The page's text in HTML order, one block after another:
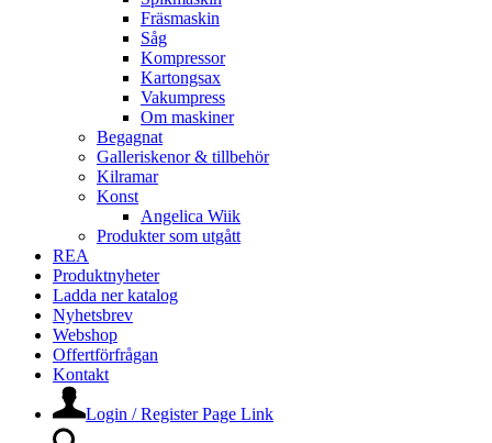
Fräsmaskin
Såg
Kompressor
Kartongsax
Vakumpress
Om maskiner
Begagnat
Galleriskenor & tillbehör
Kilramar
Konst
Angelica Wiik
Produkter som utgått
REA
Produktnyheter
Ladda ner katalog
Nyhetsbrev
Webshop
Offertförfrågan
Kontakt
Login / Register Page Link